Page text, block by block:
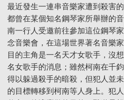
最近發生一連串音樂家遭到殺害
都曾在某個知名鋼琴家所舉辦的
南一行人受邀前往參加這位鋼琴
念音樂會，在這場世界著名音樂
目的主角是一名天才女歌手，沒
名女歌手的消息；雖然柯南在千
得以躲過殺手的暗殺，但犯人並
的目標轉移到柯南等人身上。犯